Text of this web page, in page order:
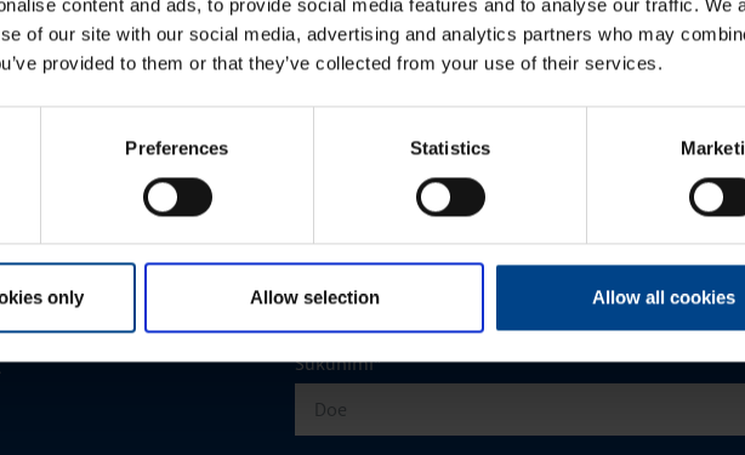
content and ads, to provide social media features and to analyse our traffic. We
of our site with our social media, advertising and analytics partners who may
provided to them or that they’ve collected from your use of their services.
Preferences Statistics
only Allow selection Allow all cookies
KATSO LISÄÄ ARTIKKELEITA
ratkaisun. Otathan yhtettä
Etunimi*
Sukunimi*